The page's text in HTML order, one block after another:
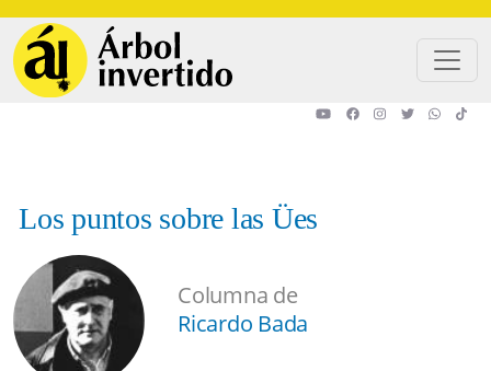
Los puntos sobre las Ües
Columna de
Ricardo Bada